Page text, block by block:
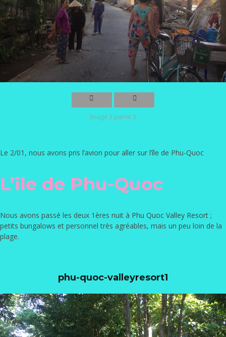
Image 3 parmi 3
Le 2/01, nous avons pris l’avion pour aller sur l’île de Phu-Quoc
L’île de Phu-Quoc
Nous avons passé les deux 1ères nuit à Phu Quoc Valley Resort ;
petits bungalows et personnel très agréables, mais un peu loin de la
plage.
phu-quoc-valleyresort1